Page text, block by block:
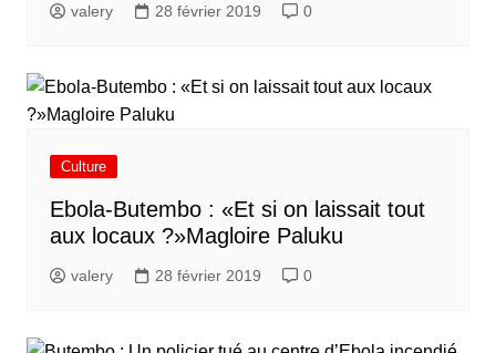
valery 28 février 2019 0
Culture
Ebola-Butembo : «Et si on laissait tout
aux locaux ?»Magloire Paluku
valery 28 février 2019 0